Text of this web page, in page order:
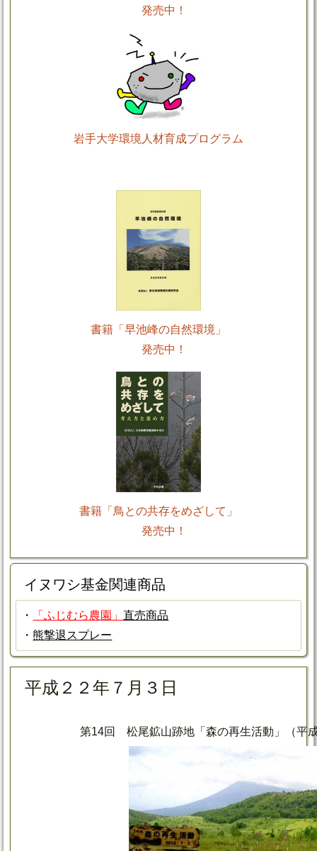
発売中！
岩手大学環境人材育成プログラム
書籍「早池峰の自然環境」
発売中！
書籍「鳥との共存をめざして」
発売中！
イヌワシ基金関連商品
・ 「ふじむら農園」直売商品
・熊撃退スプレー
平成２２年７月３日
第14回 松尾鉱山跡地「森の再生活動」（平